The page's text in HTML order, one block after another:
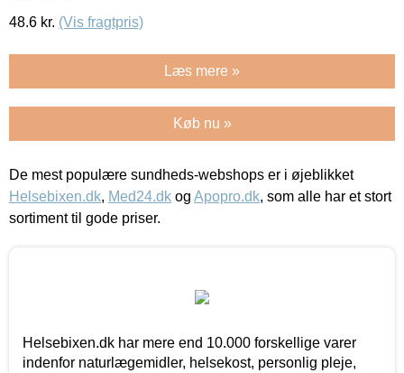
48.6 kr. (Vis fragtpris)
Læs mere »
Køb nu »
De mest populære sundheds-webshops er i øjeblikket
Helsebixen.dk, Med24.dk og Apopro.dk, som alle har et stort
sortiment til gode priser.
Helsebixen.dk har mere end 10.000 forskellige varer
indenfor naturlægemidler, helsekost, personlig pleje,